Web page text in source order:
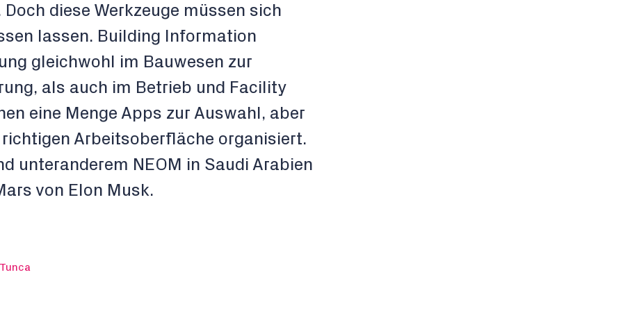
diese Werkzeuge müssen sich
lassen. Building Information
gleichwohl im Bauwesen zur
als auch im Betrieb und Facility
eine Menge Apps zur Auswahl, aber
Arbeitsoberfläche organisiert.
unteranderem NEOM in Saudi Arabien
von Elon Musk.